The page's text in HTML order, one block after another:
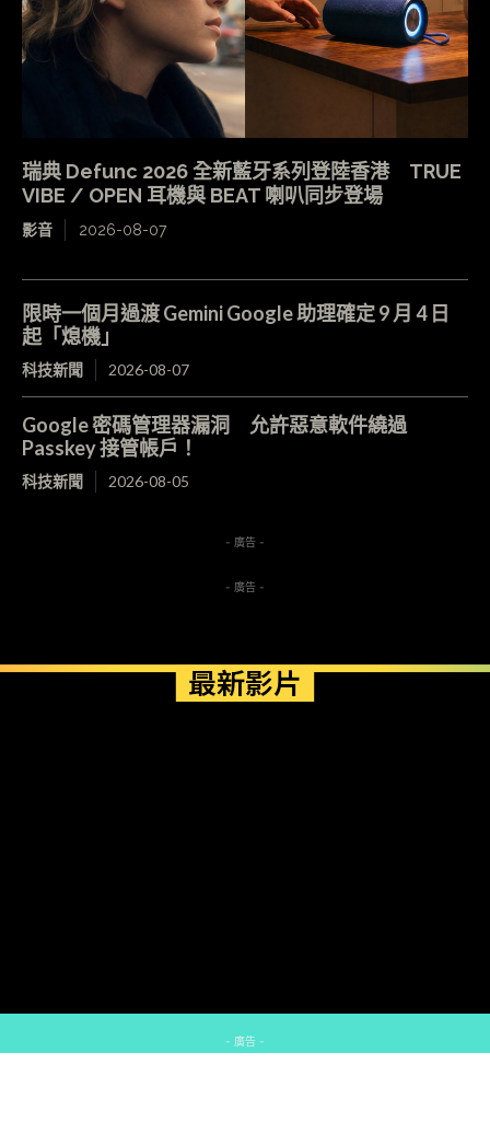
瑞典 Defunc 2026 全新藍牙系列登陸香港 TRUE
VIBE / OPEN 耳機與 BEAT 喇叭同步登場
影音 2026-08-07
限時一個月過渡 Gemini Google 助理確定 9 月 4 日
起「熄機」
科技新聞 2026-08-07
Google 密碼管理器漏洞 允許惡意軟件繞過
Passkey 接管帳戶！
科技新聞 2026-08-05
- 廣告 -
- 廣告 -
最新影片
- 廣告 -